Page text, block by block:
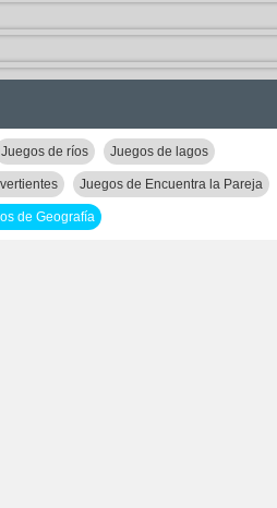
Juegos de ríos Juegos de lagos
Juegos de Encuentra la Pareja
de Geografía